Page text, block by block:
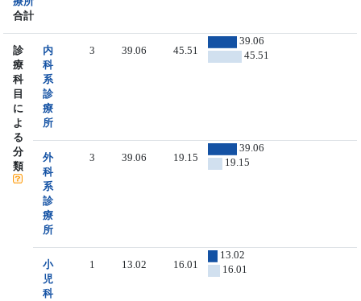
合計
診
療
科
目
に
よ
る
分
類
内
科
系
診
療
所
3 39.06 45.51
39.06
45.51
外
科
系
診
療
所
3 39.06 19.15
39.06
19.15
小
児
科
1 13.02 16.01
13.02
16.01